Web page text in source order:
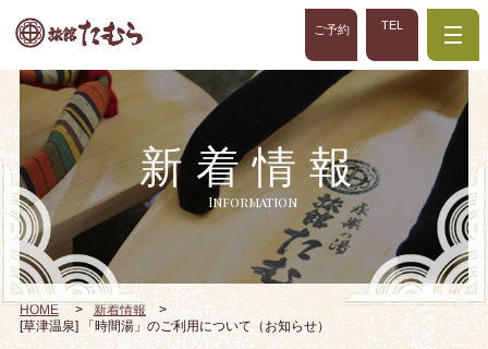
ご予約 TEL
新着情報
Information
HOME
新着情報
[草津温泉] 「時間湯」のご利用について（お知らせ）